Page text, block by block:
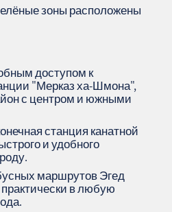
зоны расположены
доступом к
"Мерказ ха-Шмона",
с центром и южными
станция канатной
и удобного
маршрутов Эгед
в любую